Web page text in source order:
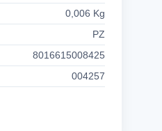
0,006 Kg
PZ
8016615008425
004257